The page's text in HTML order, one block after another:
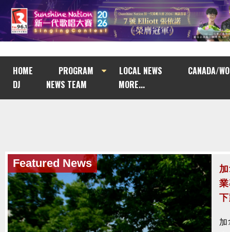
HOME PROGRAM LOCAL NEWS
CANADA/
DJ
NEWS TEAM MORE...
Featured News
Featured News